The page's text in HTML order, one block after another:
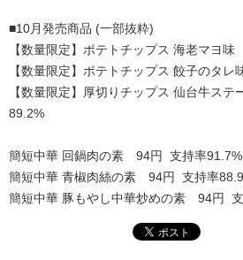
■10月発売商品 (一部抜粋)
【数量限定】ポテトチップス 海老マヨ
【数量限定】ポテトチップス 餃子のタ
【数量限定】厚切りチップス 仙台牛ス
89.2%
簡短中華 回鍋肉の素 94円 支持率91.7%
簡短中華 青椒肉絲の素 94円 支持率
簡短中華 豚もやし中華炒めの素 94円